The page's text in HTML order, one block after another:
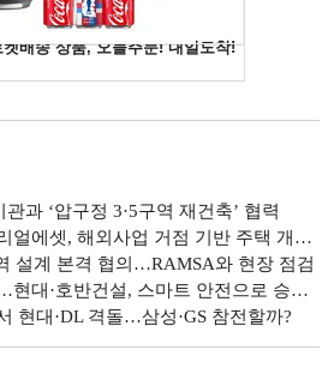
과 ‘압구정 3·5구역 재건축’ 협력
셋, 해외사업 거점 기반 주택 개발에 맞손
설계 본격 협의…RAMSA와 현장 점검
대·호반건설, 스마트 안전으로 승부수
현대·DL 격돌…삼성·GS 참전할까?